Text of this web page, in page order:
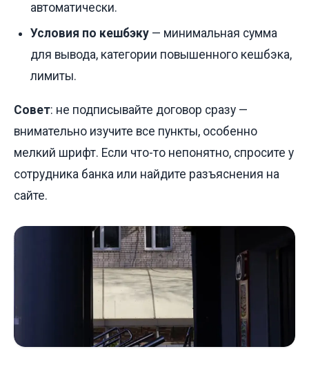
автоматически.
Условия по кешбэку — минимальная сумма
для вывода, категории повышенного кешбэка,
лимиты.
Совет: не подписывайте договор сразу —
внимательно изучите все пункты, особенно
мелкий шрифт. Если что-то непонятно, спросите у
сотрудника банка или найдите разъяснения на
сайте.